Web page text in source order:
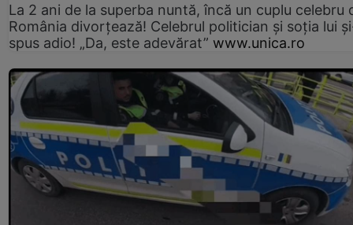
La 2 ani de la superba nuntă, încă un cuplu celebru
România divorțează! Celebrul politician și soția lui
spus adio! „Da, este adevărat” www.unica.ro